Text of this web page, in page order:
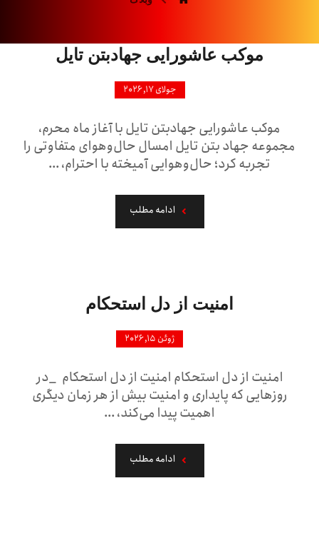
موکب عاشورایی جهادبتن تایل
جولای ۱۷, ۲۰۲۶
موکب عاشورایی جهادبتن تایل با آغاز ماه محرم،
مجموعه جهاد بتن تایل امسال حال‌وهوای متفاوتی را
تجربه کرد؛ حال‌وهوایی آمیخته با احترام، ...
ادامه مطلب
امنیت از دل استحکام
ژوئن ۱۵, ۲۰۲۶
امنیت از دل استحکام امنیت از دل استحکام _در
روزهایی که پایداری و امنیت بیش از هر زمان دیگری
اهمیت پیدا می‌کند، ...
ادامه مطلب